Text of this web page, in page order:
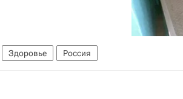
Здоровье Россия